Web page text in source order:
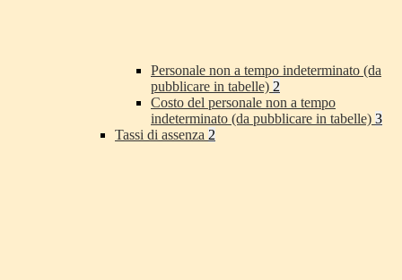
Personale non a tempo indeterminato (da
pubblicare in tabelle) 2
Costo del personale non a tempo
indeterminato (da pubblicare in tabelle) 3
Tassi di assenza 2